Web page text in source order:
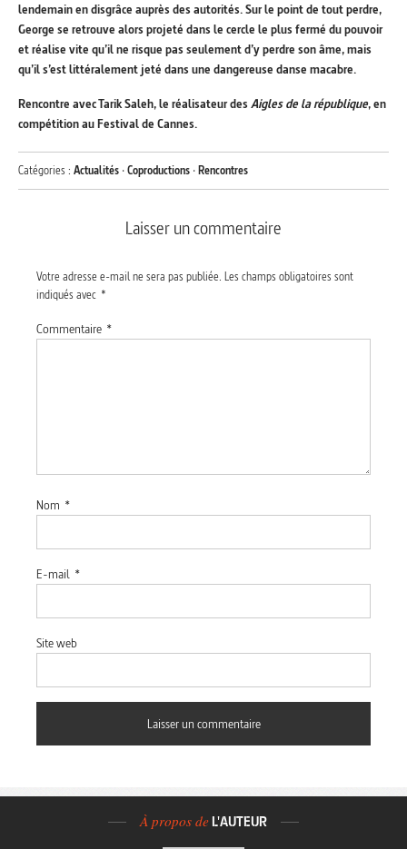
lendemain en disgrâce auprès des autorités. Sur le point de tout perdre,
George se retrouve alors projeté dans le cercle le plus fermé du pouvoir
et réalise vite qu’il ne risque pas seulement d’y perdre son âme, mais
qu’il s’est littéralement jeté dans une dangereuse danse macabre.
Rencontre avec Tarik Saleh, le réalisateur des Aigles de la république, en
compétition au Festival de Cannes.
Catégories : Actualités ·Coproductions ·Rencontres
Laisser un commentaire
Votre adresse e-mail ne sera pas publiée. Les champs obligatoires sont
indiqués avec *
Commentaire *
Nom *
E-mail *
Site web
À propos de L'AUTEUR